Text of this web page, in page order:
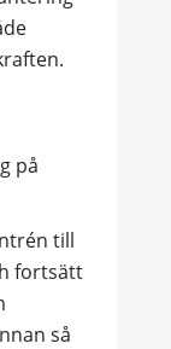
på
till
fortsätt
så